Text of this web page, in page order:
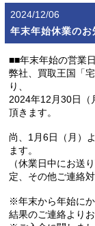
2024/12/06
年末年始休業のお
■■年末年始の営業
弊社、買取王国「
り、
2024年12月30日（
頂きます。
尚、1月6日（月）
ます。
（休業日中にお送
定、その他ご連絡
※年末から年始に
結果のご連絡より